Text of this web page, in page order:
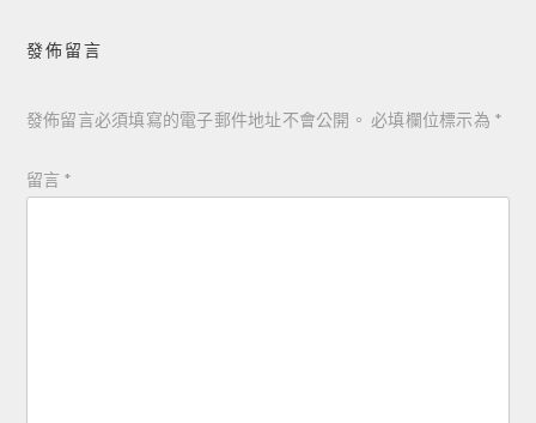
發佈留言
發佈留言必須填寫的電子郵件地址不會公開。 必填欄位標示為 *
留言 *